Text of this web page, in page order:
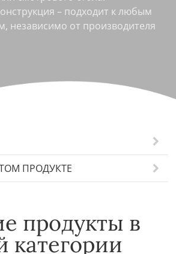
– подходит к любым
независимо от производителя
ПРОДУКТЕ
продукты в
категории